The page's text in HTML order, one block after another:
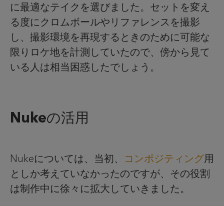
に最適なテイクを選びました。セットを変え
る度にクロムボールやリファレンスを撮影
し、撮影環境を再現するときのために可能な
限りロケ地を計測していたので、傍から見て
いる人は相当困惑したでしょう。
Nukeの活用
Nukeについては、当初、 コンポジティング用
としか考えていなかったのですが、その役割
は制作中に徐々に拡大していきました。